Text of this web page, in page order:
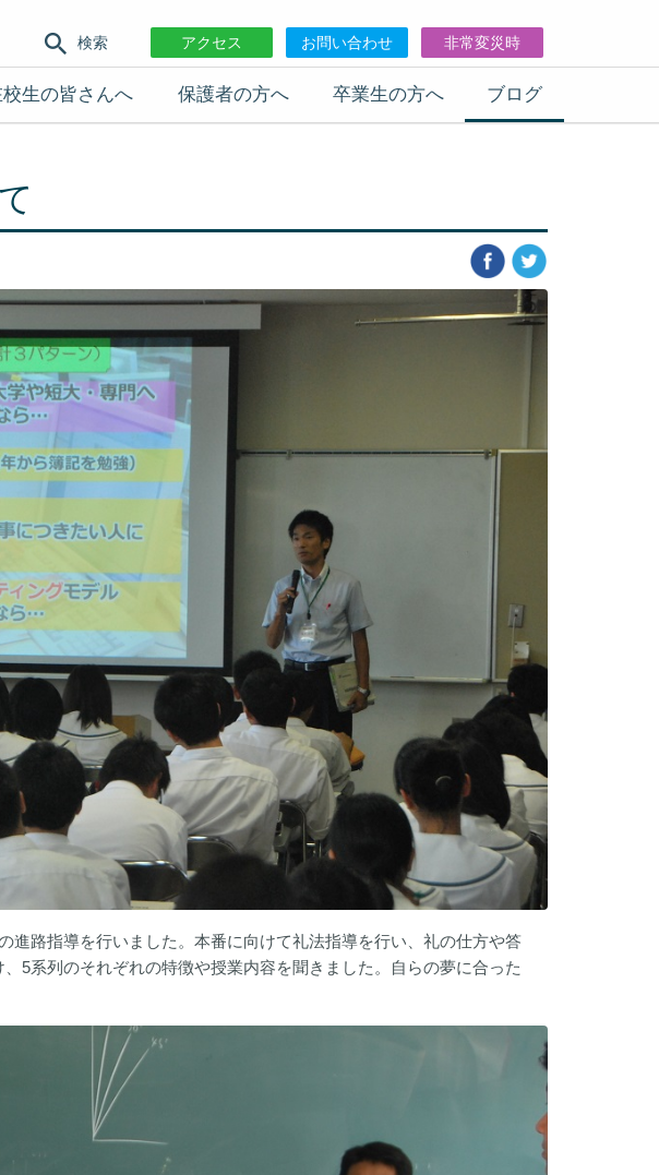
検索 アクセス お問い合わせ 非常変災時
生の皆さんへ 保護者の方へ 卒業生の方へ ブログ
進路指導を行いました。本番に向けて礼法指導を行い、礼の仕方や答
5系列のそれぞれの特徴や授業内容を聞きました。自らの夢に合った